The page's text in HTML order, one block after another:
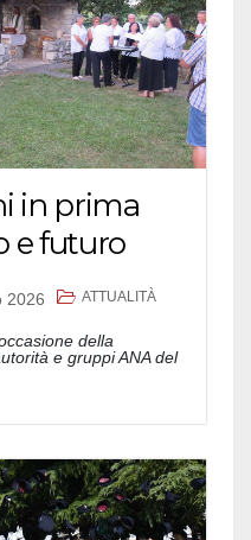
in prima
e futuro
2026 ATTUALITÀ
della
e gruppi ANA del